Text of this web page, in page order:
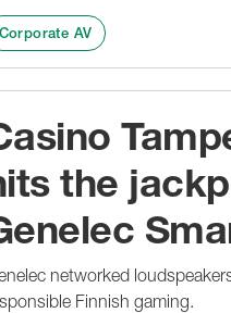
AV
the
networked
Finnish gaming.